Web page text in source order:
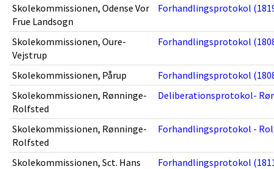
Skolekommissionen, Odense Vor
Frue Landsogn
Forhandlingsprotokol
Skolekommissionen, Oure-
Vejstrup
Forhandlingsprotokol
Skolekommissionen, Pårup
Forhandlingsprotokol
Skolekommissionen, Rønninge-
Rolfsted
Deliberationsprotokol-
Skolekommissionen, Rønninge-
Rolfsted
Forhandlingsprotokol -
Skolekommissionen, Sct. Hans
Forhandlingsprotokol